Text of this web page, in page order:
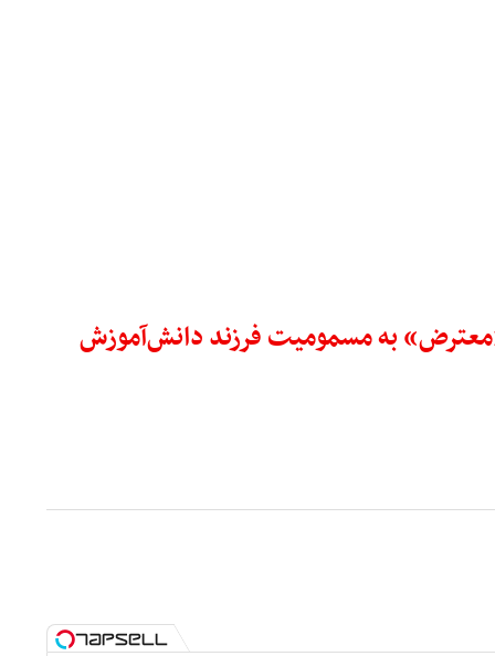
«معترض» به مسمومیت فرزند دانش‌آموزش